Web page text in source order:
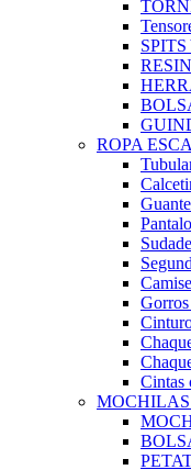
ROPA
Cintas
MOCHILAS